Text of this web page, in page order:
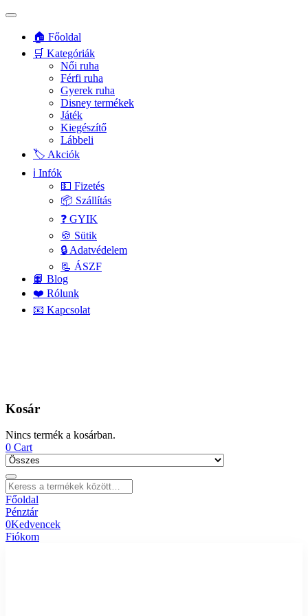
🏠 Főoldal
🛒 Kategóriák
Női ruha
Férfi ruha
Gyerek ruha
Disney termékek
Játék
Kiegészítő
Lábbeli
🏷️ Akciók
ℹ️ Infók
💵 Fizetés
📦 Szállítás
❓ GYIK
🍪 Sütik
🔒 Adatvédelem
📃 ÁSZF
📙 Blog
❤️ Rólunk
📧 Kapcsolat
Kosár
Nincs termék a kosárban.
0 Cart
Főoldal
Pénztár
0Kedvencek
Fiókom